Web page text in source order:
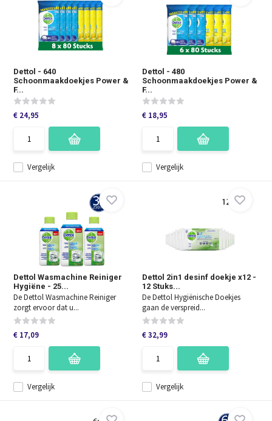
Dettol - 640
Schoonmaakdoekjes Power &
F...
Vergelijk
€ 24,95
Dettol - 480
Schoonmaakdoekjes Power &
F...
Vergelijk
€ 18,95
Dettol Wasmachine Reiniger
Hygiëne - 25...
De Dettol Wasmachine Reiniger
zorgt ervoor dat u...
Vergelijk
€ 17,09
Dettol 2in1 desinf doekje x12 -
12 Stuks...
De Dettol Hygiënische Doekjes
gaan de verspreid...
Vergelijk
€ 32,99